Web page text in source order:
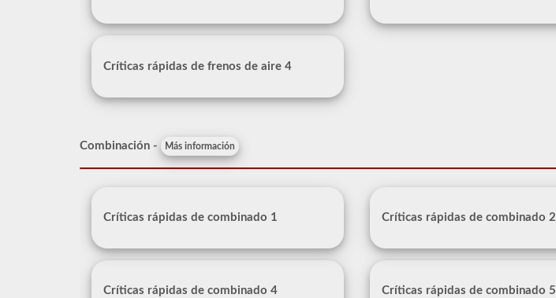
Críticas rápidas de frenos de aire 4
Combinación - Más información
Críticas rápidas de combinado 1 Críticas rápidas de combinado 2
Críticas rápidas de combinado 4 Críticas rápidas de combinado 5